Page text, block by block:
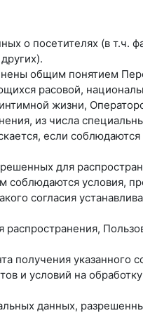
о посетителях (в т.ч.
общим понятием
расовой,
жизни,
из числа
если
для
соблюдаются условия,
согласия
получения указанного
и условий на
данных,